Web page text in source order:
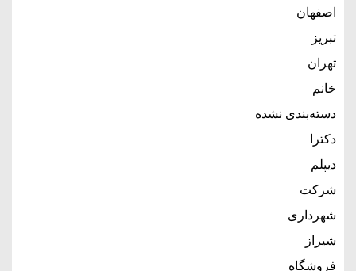
اصفهان
تبریز
تهران
خانم
دسته‌بندی نشده
دکترا
دیپلم
شرکت
شهرداری
شیراز
فروشگاه